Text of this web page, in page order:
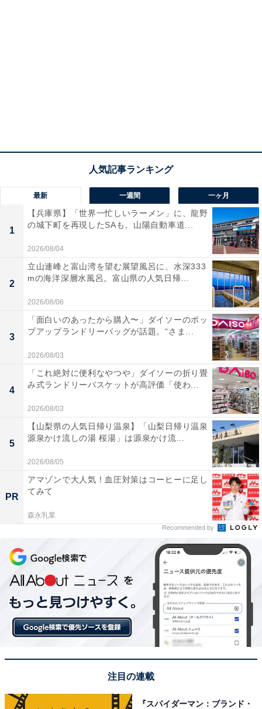
最新 一週間 一ヶ月
1
【兵庫県】「世界一忙しいラーメン」に、龍野
の城下町を再現したSAも。山陽自動車道...
2026/08/04
2
立山連峰と富山湾を望む展望風呂に、水深333
mの海洋深層水風呂。富山県の人気日帰...
2026/08/06
3
「面白いのあったから購入〜」ダイソーのポッ
プアップランドリーバッグが話題。“さま...
2026/08/03
4
「これ絶対に便利なやつや」ダイソーの折り畳
み式ランドリーバスケットが高評価「使わ...
2026/08/03
5
【山梨県の人気日帰り温泉】「山梨日帰り温泉
源泉かけ流しの湯 桜湯」は源泉かけ流...
2026/08/05
PR
アマゾンで大人気！血圧対策はコーヒーに足し
てみて
森永乳業
Recommended by
注目の連載
『スパイダーマン：ブランド・